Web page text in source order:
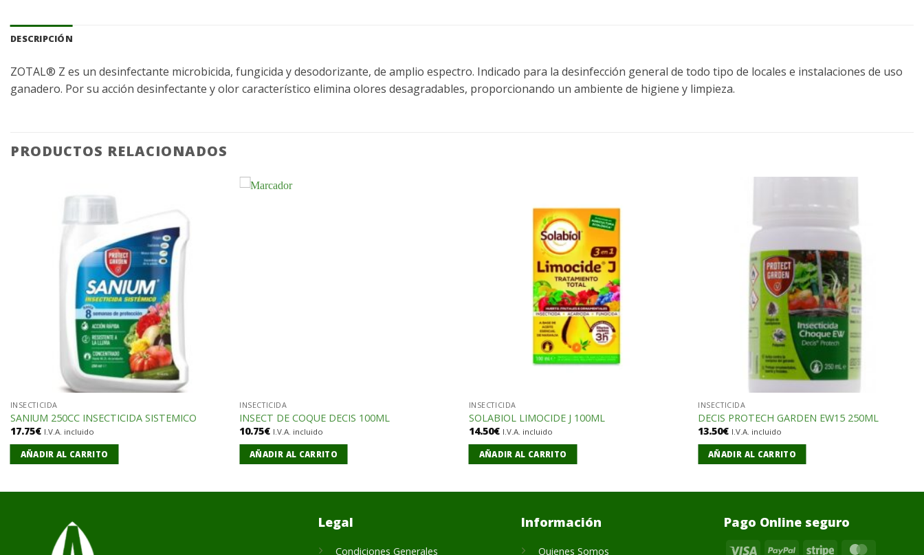
DESCRIPCIÓN
ZOTAL® Z es un desinfectante microbicida, fungicida y desodorizante, de amplio espectro. Indicado para la desinfección general de todo tipo de locales e instalaciones de uso
ganadero. Por su acción desinfectante y olor característico elimina olores desagradables, proporcionando un ambiente de higiene y limpieza.
PRODUCTOS RELACIONADOS
deseos
INSECTICIDA
SANIUM 250CC INSECTICIDA SISTEMICO
17.75€ I.V.A. incluido
AÑADIR AL CARRITO
INSECTICIDA
INSECT DE COQUE DECIS 100ML
10.75€ I.V.A. incluido
AÑADIR AL CARRITO
INSECTICIDA
SOLABIOL LIMOCIDE J 100ML
14.50€ I.V.A. incluido
AÑADIR AL CARRITO
INSECTICIDA
DECIS PROTECH GARDEN EW15 250ML
13.50€ I.V.A. incluido
AÑADIR AL CARRITO
Legal
Condiciones Generales
Información
Quienes Somos
Pago Online seguro
Visa PayPal Stripe